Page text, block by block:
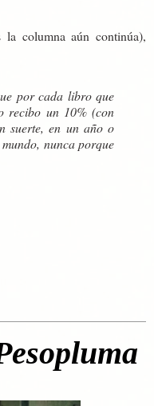
columna aún continúa),
por cada libro que
recibo un 10% (con
suerte, en un año o
nunca porque